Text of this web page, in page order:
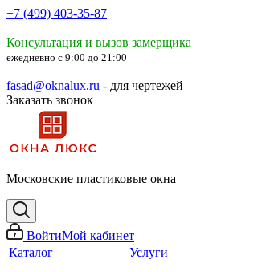
+7 (499) 403-35-87
Консультация и вызов замерщика
ежедневно с 9:00 до 21:00
fasad@oknalux.ru - для чертежей
Заказать звонок
Московские пластиковые окна
ВойтиМой кабинет
Каталог
Услуги